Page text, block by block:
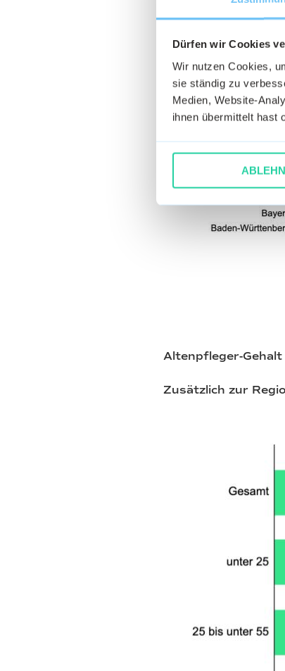
Dürfen wir Cookies
Wir nutzen Cookies,
sie ständig zu
Medien, Website-
ihnen übermittelt hast
Altenpfleger-
Zusätzlich zur